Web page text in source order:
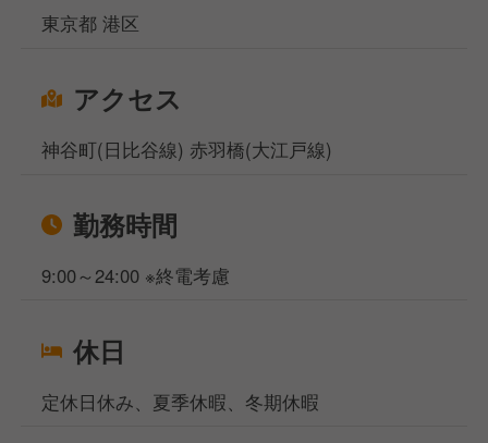
になりますが、WEB面談も実施しており、飲食専門
さいませ。
東京都 港区
アクセス
神谷町(日比谷線) 赤羽橋(大江戸線)
勤務時間
9:00～24:00 ※終電考慮
休日
定休日休み、夏季休暇、冬期休暇